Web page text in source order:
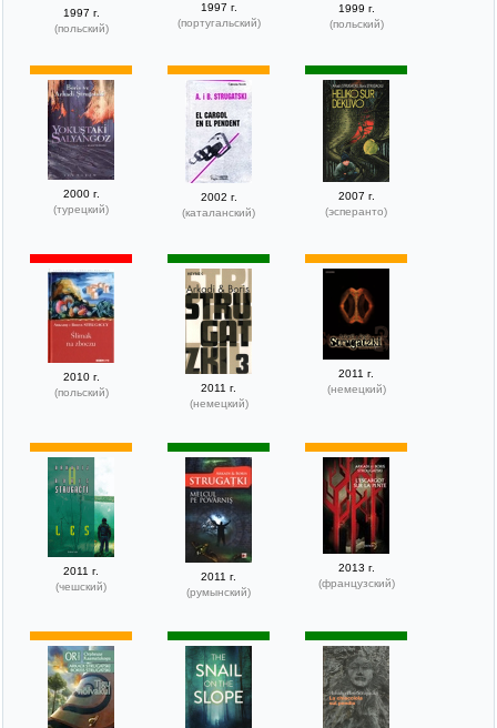
1997 г.
(польский)
1997 г.
(португальский)
1999 г.
(польский)
2000 г.
(турецкий)
2002 г.
(каталанский)
2007 г.
(эсперанто)
2010 г.
(польский)
2011 г.
(немецкий)
2011 г.
(немецкий)
2011 г.
(чешский)
2011 г.
(румынский)
2013 г.
(французский)